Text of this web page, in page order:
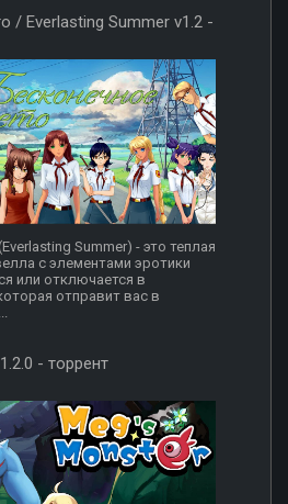
/ Everlasting Summer v1.2 -
Summer) - это теплая
с элементами эротики
или отключается в
отправит вас в
- торрент